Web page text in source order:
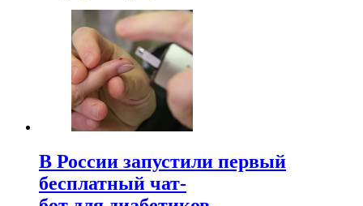
В России запустили первый
бесплатный чат-